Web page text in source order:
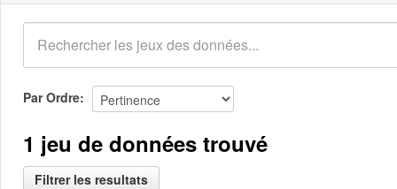
Par Ordre
1 jeu de données trouvé
Filtrer les resultats